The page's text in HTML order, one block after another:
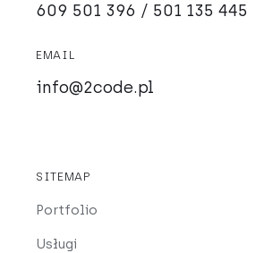
609 501 396 / 501 135 445
EMAIL
info@2code.pl
SITEMAP
Portfolio
Usługi